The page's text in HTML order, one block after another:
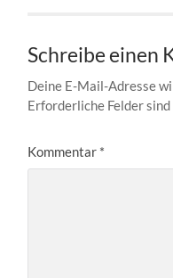
Schreibe einen
Deine E-Mail-Adresse
Erforderliche Felder
Kommentar *